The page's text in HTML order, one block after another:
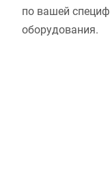
по вашей
оборудования.